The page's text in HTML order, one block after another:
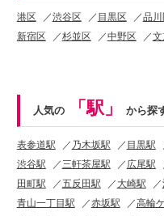
港区 渋谷区 目黒区 品川
新宿区
杉並区 中野区 文
人気の 「駅」 から探
表参道駅 乃木坂駅 目黒駅
渋谷駅
三軒茶屋駅 広尾駅
田町駅
五反田駅 大崎駅
青山一丁目駅
赤坂駅 高輪